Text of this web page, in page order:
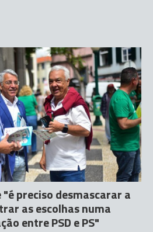
"é preciso desmascarar a
as escolhas numa
entre PSD e PS"